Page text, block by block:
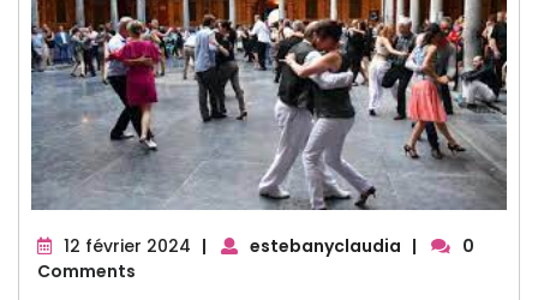
12 février 2024 12| estebanyclaudia |
0
Comments